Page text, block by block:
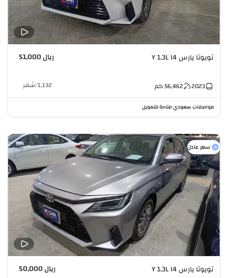
تويوتا يارس Y 1.3L I4 ريال 51,000
2023
56,462كم 1,132
/شهر
مواصفات سعودي•متاحة للتمويل
سعر عادل
تويوتا يارس Y 1.3L I4 ريال 50,000